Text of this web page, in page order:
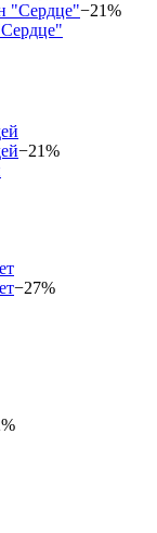
−21%
−21%
−27%